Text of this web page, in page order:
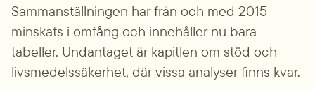
Sammanställningen har från och med 2015
minskats i omfång och innehåller nu bara
tabeller. Undantaget är kapitlen om stöd och
livsmedelssäkerhet, där vissa analyser finns kvar.